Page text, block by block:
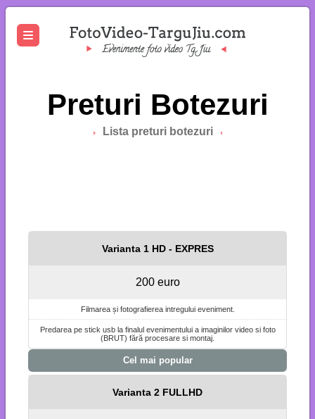
Preturi Botezuri
Lista preturi botezuri
Varianta 1 HD - EXPRES
200 euro
Filmarea și fotografierea intregului eveniment.
Predarea pe stick usb la finalul evenimentului a imaginilor video si foto
(BRUT) fără procesare si montaj.
Cel mai popular
Varianta 2 FULLHD